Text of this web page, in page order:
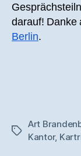
darauf! Danke
Berlin.
Schlagwörter
Art
Kantor,